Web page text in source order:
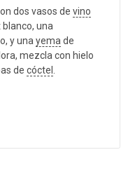
dos vasos de vino
una
y una yema de
mezcla con hielo
de cóctel